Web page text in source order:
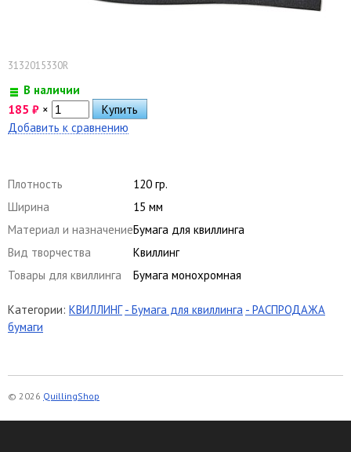
3132015330R
В наличии
185 ₽ ×
Добавить к сравнению
Плотность
120 гр.
Ширина
15 мм
Материал и назначениеБумага для квиллинга
Вид творчества
Квиллинг
Товары для квиллинга
Бумага монохромная
Категории: КВИЛЛИНГ - Бумага для квиллинга - РАСПРОДАЖА
бумаги
© 2026 QuillingShop